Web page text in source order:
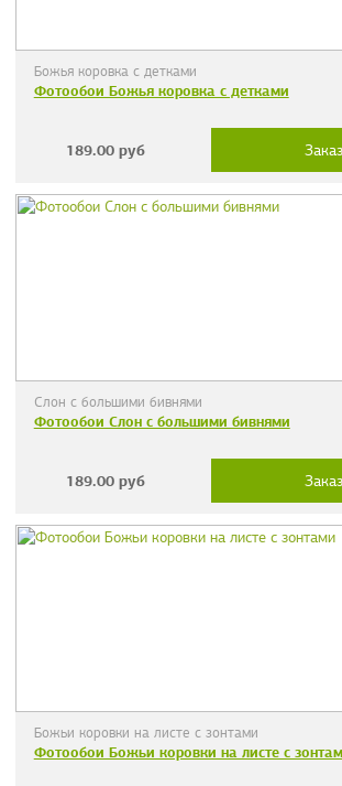
Божья коровка с детками
Фотообои Божья коровка с детками
189.00 руб
Слон с большими бивнями
Фотообои Слон с большими бивнями
189.00 руб
Божьи коровки на листе с зонтами
Фотообои Божьи коровки на листе с